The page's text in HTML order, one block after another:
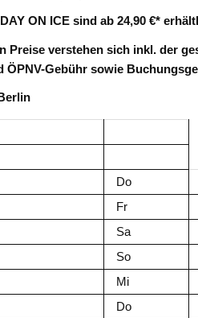
ON ICE sind ab 24,90 €*
Preise verstehen sich inkl. der
ÖPNV-Gebühr sowie
Do
Fr
Sa
So
Mi
Do